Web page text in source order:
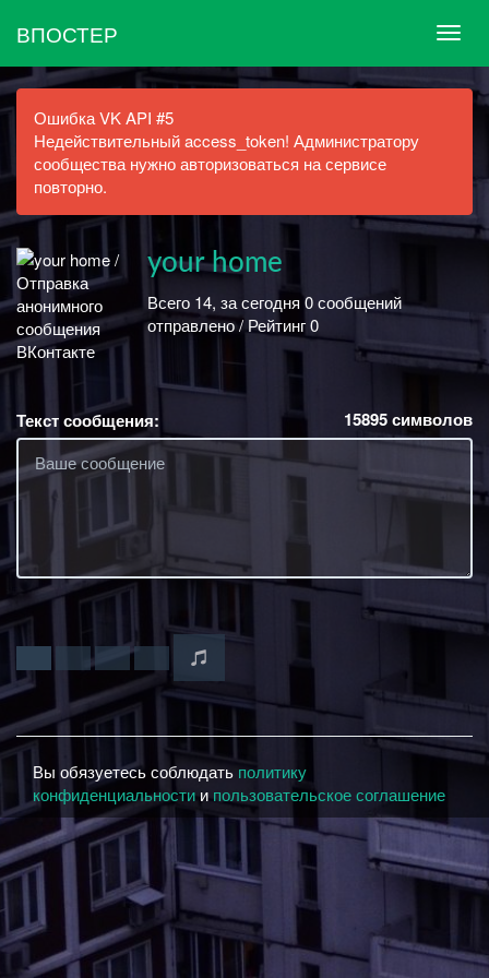
ВПОСТЕР
Ошибка VK API #5
Недействительный access_token! Администратору
сообщества нужно авторизоваться на сервисе
повторно.
your home
Всего 14, за сегодня 0 сообщений
отправлено / Рейтинг 0
Текст сообщения: 15895символов
Вы обязуетесь соблюдать политику
конфиденциальностиипользовательское соглашение